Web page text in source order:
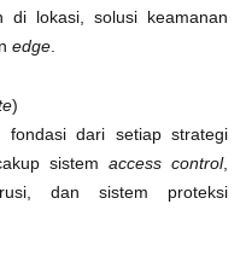
di lokasi, solusi keamanan
edge.
)
fondasi dari setiap strategi
sistem access control,
dan sistem proteksi